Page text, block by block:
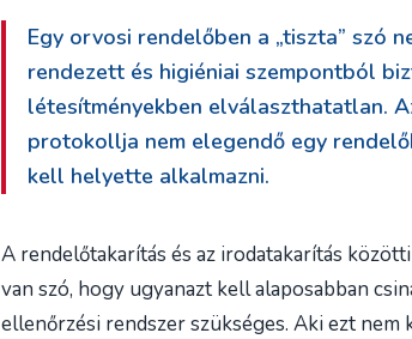
Egy orvosi rendelőben a „tiszta” szó
rendezett és higiéniai szempontból
létesítményekben elválaszthatatlan.
protokollja nem elegendő egy
kell helyette alkalmazni.
A rendelőtakarítás és az irodatakarítás
van szó, hogy ugyanazt kell alaposabban
ellenőrzési rendszer szükséges. Aki ezt